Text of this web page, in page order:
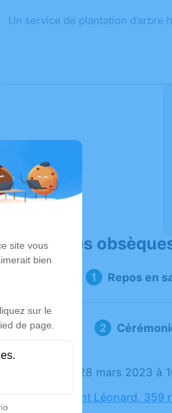
Un service de plantation d’arbre
des
Repos en
Le mardi 28 mars 2023 à
Église Saint Léonard,